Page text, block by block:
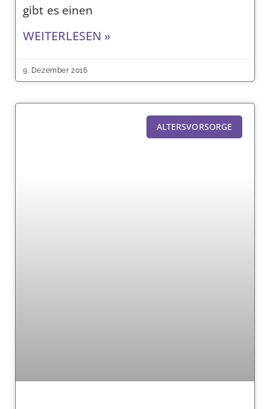
gibt es einen
WEITERLESEN »
9. Dezember 2016
ALTERSVORSORGE